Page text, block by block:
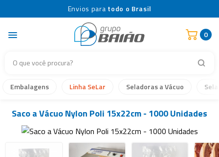
Envios para todo o Brasil
0
Embalagens Linha SeLar Seladoras a Vácuo
Saco a Vácuo Nylon Poli 15x22cm - 1000 Unidades